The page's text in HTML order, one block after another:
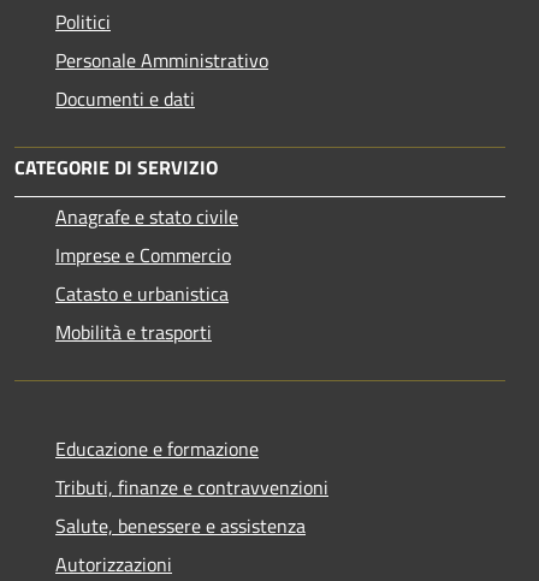
Politici
Personale Amministrativo
Documenti e dati
CATEGORIE DI SERVIZIO
Anagrafe e stato civile
Imprese e Commercio
Catasto e urbanistica
Mobilità e trasporti
Educazione e formazione
Tributi, finanze e contravvenzioni
Salute, benessere e assistenza
Autorizzazioni